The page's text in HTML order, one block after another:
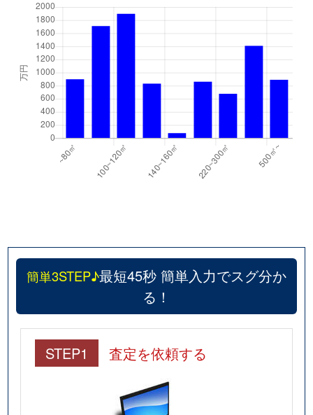
簡単3STEP♪最短45秒 簡単入力でスグ分か
る！
STEP1 査定を依頼する